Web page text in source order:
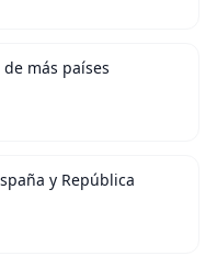
más países
y República